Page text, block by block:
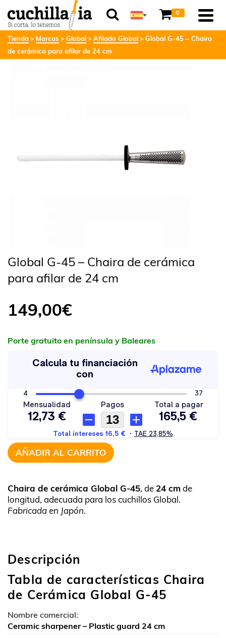
0
Tienda Marcas Global Afilado Global
Global G-45 – Chaira
de cerámica para afilar de 24 cm
Global G-45 – Chaira de cerámica
para afilar de 24 cm
149,00€
Porte gratuito en península y Baleares
AÑADIR AL CARRITO
Chaira de cerámica Global G-45, de 24 cmde
longitud, adecuada para los cuchillos Global.
Fabricada en Japón.
Descripción
Tabla de características Chaira
de Cerámica Global G-45
Nombre comercial:
Ceramic sharpener – Plastic guard 24 cm